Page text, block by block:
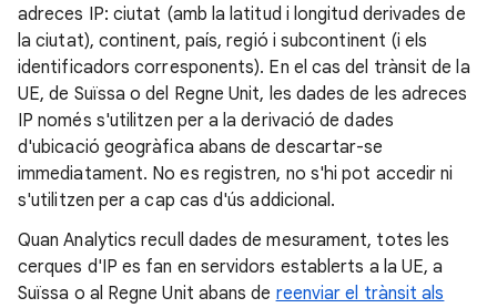
adreces IP: ciutat (amb la latitud i longitud derivades de
la ciutat), continent, país, regió i subcontinent (i els
identificadors corresponents). En el cas del trànsit de la
UE, de Suïssa o del Regne Unit, les dades de les adreces
IP només s'utilitzen per a la derivació de dades
d'ubicació geogràfica abans de descartar-se
immediatament. No es registren, no s'hi pot accedir ni
s'utilitzen per a cap cas d'ús addicional.
Quan Analytics recull dades de mesurament, totes les
cerques d'IP es fan en servidors establerts a la UE, a
Suïssa o al Regne Unit abans de reenviar el trànsit als